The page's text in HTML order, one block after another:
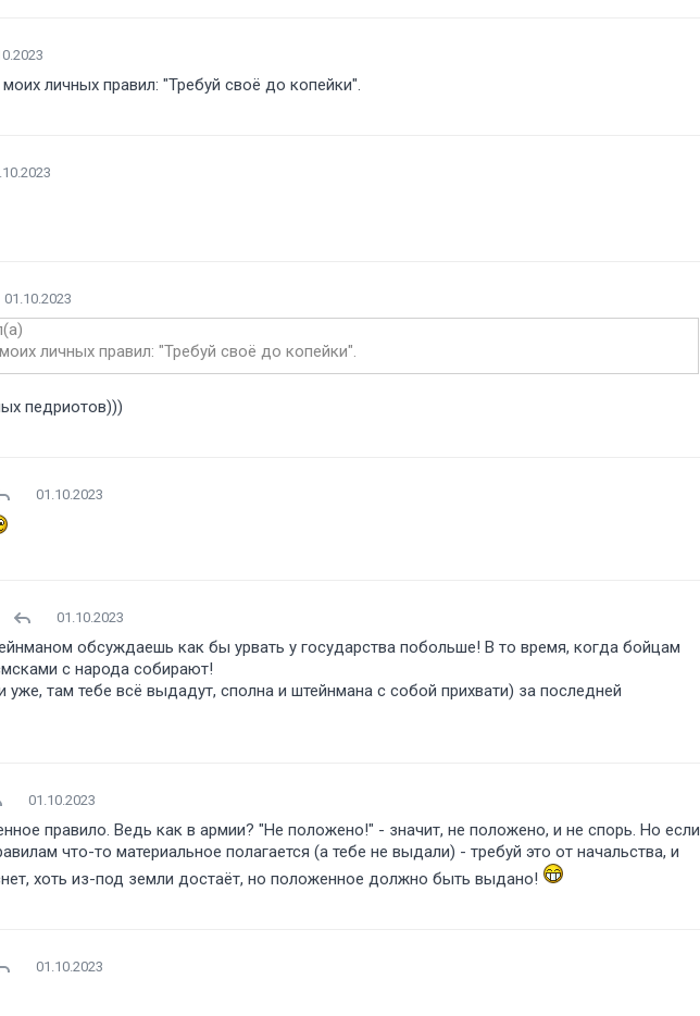
личных правил: "Требуй своё до копейки".
01.10.2023
личных правил: "Требуй своё до копейки".
педриотов)))
01.10.2023
01.10.2023
обсуждаешь как бы урвать у государства побольше! В то время, когда бойцам
с народа собирают!
уже, там тебе всё выдадут, сполна и штейнмана с собой прихвати) за последней
01.10.2023
правило. Ведь как в армии? "Не положено!" - значит, не положено, и не спорь. Но если
что-то материальное полагается (а тебе не выдали) - требуй это от начальства, и
хоть из-под земли достаёт, но положенное должно быть выдано!
01.10.2023